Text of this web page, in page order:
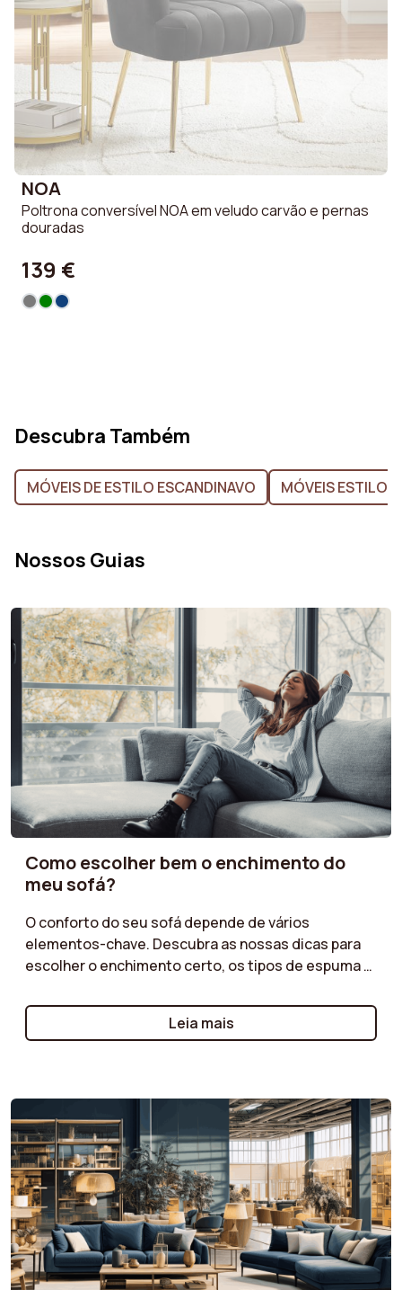
NOA
Poltrona conversível NOA em veludo carvão e pernas
douradas
139 €
Descubra Também
MÓVEIS DE ESTILO ESCANDINAVO MÓVEIS ESTILO
Nossos Guias
Como escolher bem o enchimento do
meu sofá?
O conforto do seu sofá depende de vários
elementos-chave. Descubra as nossas dicas para
escolher o enchimento certo, os tipos de espuma e
necessidades. Prefere uma assento mais macio ou
firme? Desfrute de um conforto ideal com um sofá
Leia mais